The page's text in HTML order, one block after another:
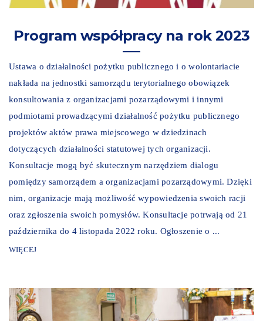
Program współpracy na rok 2023
Ustawa o działalności pożytku publicznego i o wolontariacie
nakłada na jednostki samorządu terytorialnego obowiązek
konsultowania z organizacjami pozarządowymi i innymi
podmiotami prowadzącymi działalność pożytku publicznego
projektów aktów prawa miejscowego w dziedzinach
dotyczących działalności statutowej tych organizacji.
Konsultacje mogą być skutecznym narzędziem dialogu
pomiędzy samorządem a organizacjami pozarządowymi. Dzięki
nim, organizacje mają możliwość wypowiedzenia swoich racji
oraz zgłoszenia swoich pomysłów. Konsultacje potrwają od 21
października do 4 listopada 2022 roku. Ogłoszenie o ...
WIĘCEJ